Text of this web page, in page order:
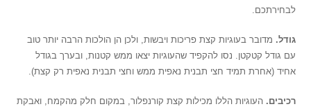
לבחירתכם.
גודל. מדובר בעוגיות קצת פריכות ויבשות, ולכן הן הולכות הרבה יותר טוב
עם גודל קטקטן. נסו להקפיד שהעוגיות יצאו ממש קטנות, ובערך בגודל
אחיד (אחרת תמיד חצי תבנית נאפית ממש וחצי תבנית נאפית רק קצת).
רכיבים.העוגיות הללו מכילות קצת קורנפלור, במקום חלק מהקמח, ואבקת